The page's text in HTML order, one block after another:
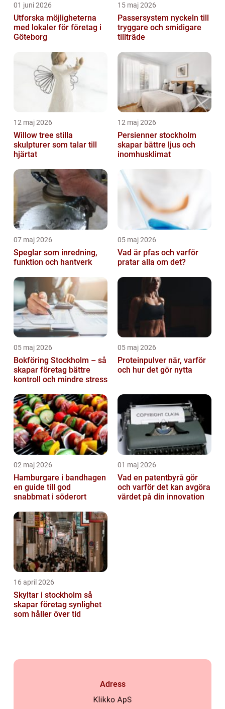
01 juni 2026
Utforska möjligheterna
med lokaler för företag i
Göteborg
15 maj 2026
Passersystem nyckeln till
tryggare och smidigare
tillträde
12 maj 2026
Willow tree stilla
skulpturer som talar till
hjärtat
12 maj 2026
Persienner stockholm
skapar bättre ljus och
inomhusklimat
07 maj 2026
Speglar som inredning,
funktion och hantverk
05 maj 2026
Vad är pfas och varför
pratar alla om det?
05 maj 2026
Bokföring Stockholm – så
skapar företag bättre
kontroll och mindre stress
05 maj 2026
Proteinpulver när, varför
och hur det gör nytta
02 maj 2026
Hamburgare i bandhagen
en guide till god
snabbmat i söderort
01 maj 2026
Vad en patentbyrå gör
och varför det kan avgöra
värdet på din innovation
16 april 2026
Skyltar i stockholm så
skapar företag synlighet
som håller över tid
Adress